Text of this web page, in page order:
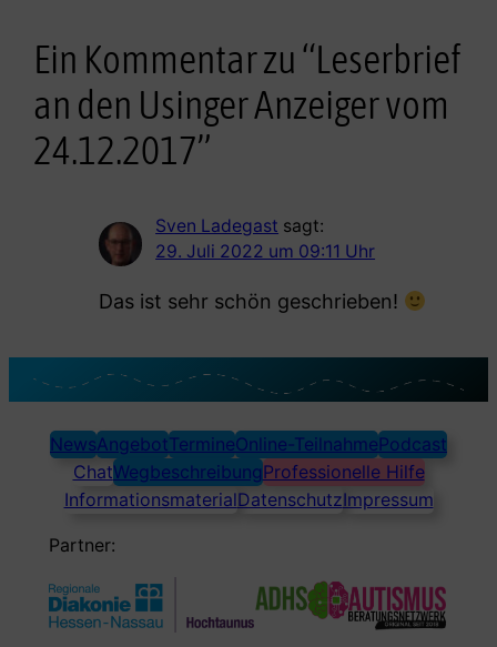
Ein Kommentar zu “Leserbrief
an den Usinger Anzeiger vom
24.12.2017”
Sven Ladegast sagt:
29. Juli 2022 um 09:11 Uhr
Das ist sehr schön geschrieben!
NewsAngebotTermineOnline-TeilnahmePodcast
ChatWegbeschreibungProfessionelle Hilfe
InformationsmaterialDatenschutzImpressum
Partner: